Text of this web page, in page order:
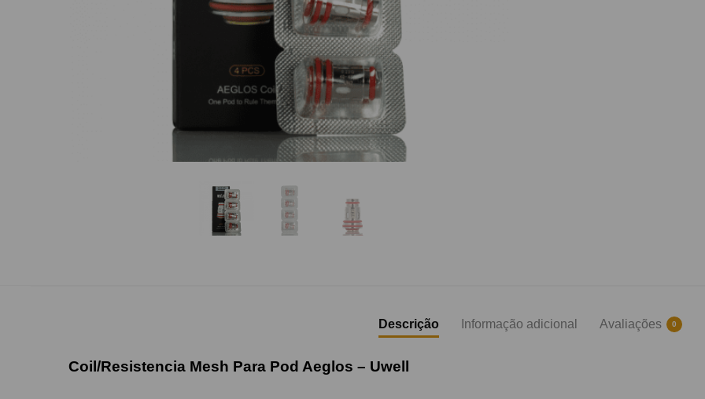
Descrição Informação adicional Avaliações 0
Coil/Resistencia Mesh Para Pod Aeglos – Uwell